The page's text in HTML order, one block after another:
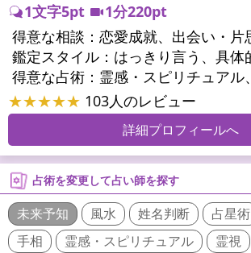
1文字5pt
1分220pt
得意な相談：
鑑定スタイル：
得意な占術：
★★★★★ 103人のレビュー
詳細プロフィールへ
占術を変更して占い師を探す
未来予知 風水 姓名判断 占星術
手相
霊感・スピリチュアル 霊視